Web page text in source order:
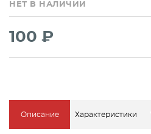
НЕТ В НАЛИЧИИ
100 ₽
Описание Характеристики